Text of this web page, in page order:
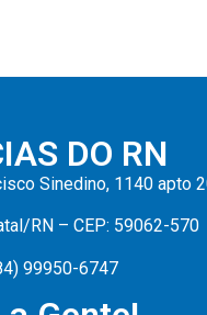
DO RN
Sinedino, 1140 apto
RN – CEP: 59062-570
99950-6747